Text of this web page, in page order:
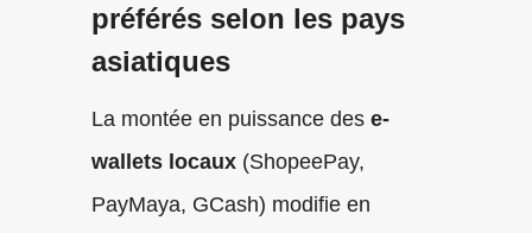
préférés selon les pays
asiatiques
La montée en puissance des e-
wallets locaux(ShopeePay,
PayMaya, GCash) modifie en